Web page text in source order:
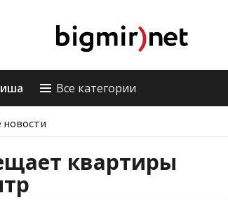
Все категории
квартиры